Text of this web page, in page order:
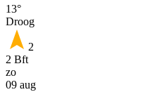
13°
Droog
2
2 Bft
zo
09 aug